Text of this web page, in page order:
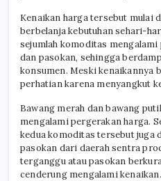
Kenaikan harga tersebut mulai
berbelanja kebutuhan sehari-
sejumlah komoditas
dan pasokan, sehingga
konsumen. Meski kenaikannya
perhatian karena menyangkut
Bawang merah dan bawang
mengalami pergerakan harga.
kedua komoditas tersebut juga
pasokan dari daerah sentra
terganggu atau pasokan
cenderung mengalami kenaikan.